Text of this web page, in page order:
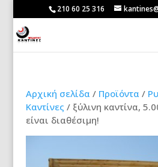
210 60 25 316
Αρχική σελίδα / Προϊόντα /
Καντίνες / ξύλινη καντίνα,
είναι διαθέσιμη!